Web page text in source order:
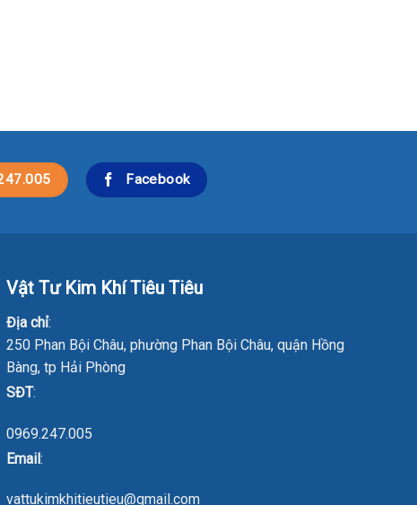
Facebook
Vật Tư Kim Khí Tiêu Tiêu
Địa chỉ:
250 Phan Bội Châu, phường Phan Bội Châu, quận Hồng
Bàng, tp Hải Phòng
SĐT:
0969.247.005
Email:
vattukimkhitieutieu@gmail.com